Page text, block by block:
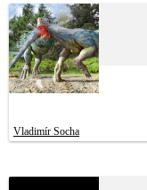
Vladimír Socha